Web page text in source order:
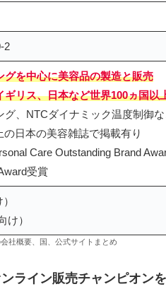
2
を中心に美容品の製造と販売
リス、日本など世界100ヵ国以
グ、NTCダイナミック温度制御
の日本の美容雑誌で掲載有り
Care Outstanding Brand
受賞
け）
社概要、国、公式サイトまとめ
ライン販売チャンピオン